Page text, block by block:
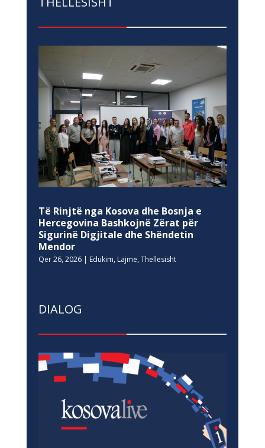
Të Rinjtë nga Kosova dhe Bosnja e
Hercegovina Bashkojnë Zërat për
Sigurinë Digjitale dhe Shëndetin
Mendor
Qer 26, 2026| Edukim, Lajme, Thellesisht
DIALOG